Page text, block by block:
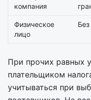
компания
Физическое
лицо
При прочих равных
плательщиком
учитываться при